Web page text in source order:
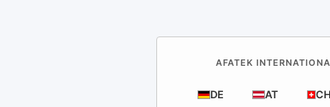
AFATEK
DE AT